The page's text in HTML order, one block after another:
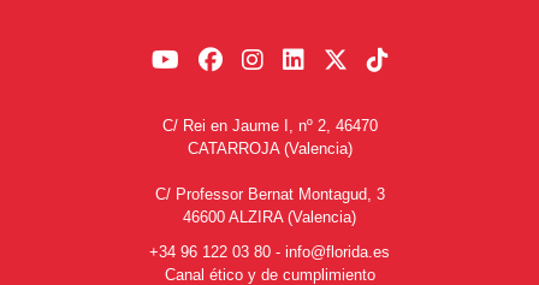
C/ Rei en Jaume I, nº 2, 46470
CATARROJA (Valencia)
C/ Professor Bernat Montagud, 3
46600 ALZIRA (Valencia)
+34 96 122 03 80 - info@florida.es
Canal ético y de cumplimiento